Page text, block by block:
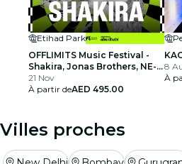
Etihad Park
OFFLIMITS Music Festival -
Shakira, Jonas Brothers, NE-
YO et plus
21 Nov
À partir deAED 495.00
8
À
Villes proches